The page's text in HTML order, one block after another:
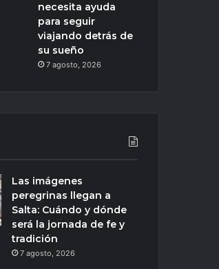
necesita ayuda
para seguir
viajando detrás de
su sueño
7 agosto, 2026
Las imágenes
peregrinas llegan a
Salta: Cuándo y dónde
será la jornada de fe y
tradición
7 agosto, 2026